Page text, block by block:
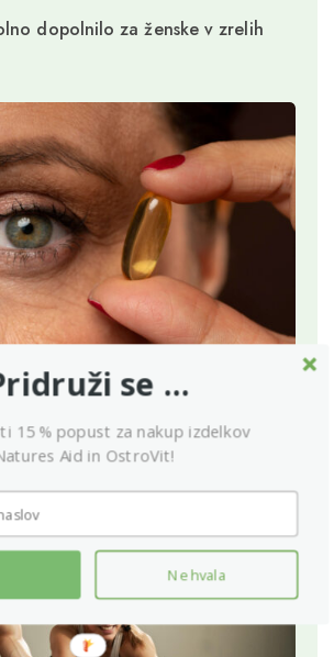
dopolnilo za ženske v zrelih
kasneje
se ...
15 % popust za nakup izdelkov
Aid in OstroVit!
Ne hvala